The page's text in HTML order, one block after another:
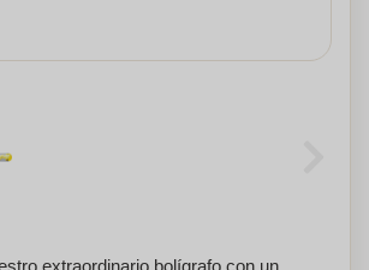
extraordinario bolígrafo con un